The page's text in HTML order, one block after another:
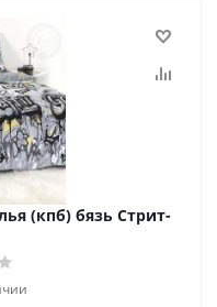
(кпб) бязь Стрит-